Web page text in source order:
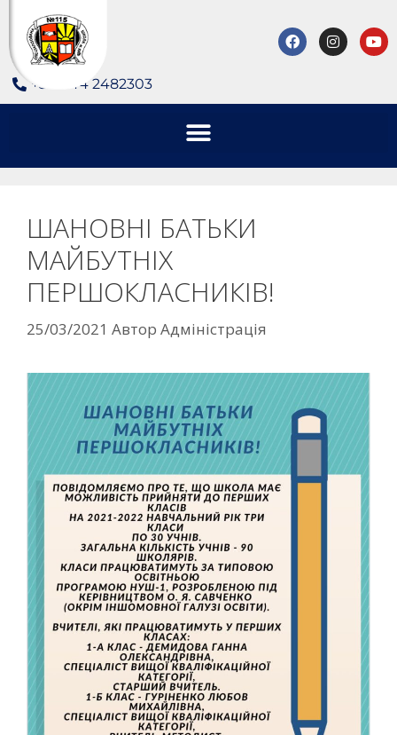
+380 44 2482303
ШАНОВНІ БАТЬКИ
МАЙБУТНІХ
ПЕРШОКЛАСНИКІВ!
25/03/2021 Автор Адміністрація